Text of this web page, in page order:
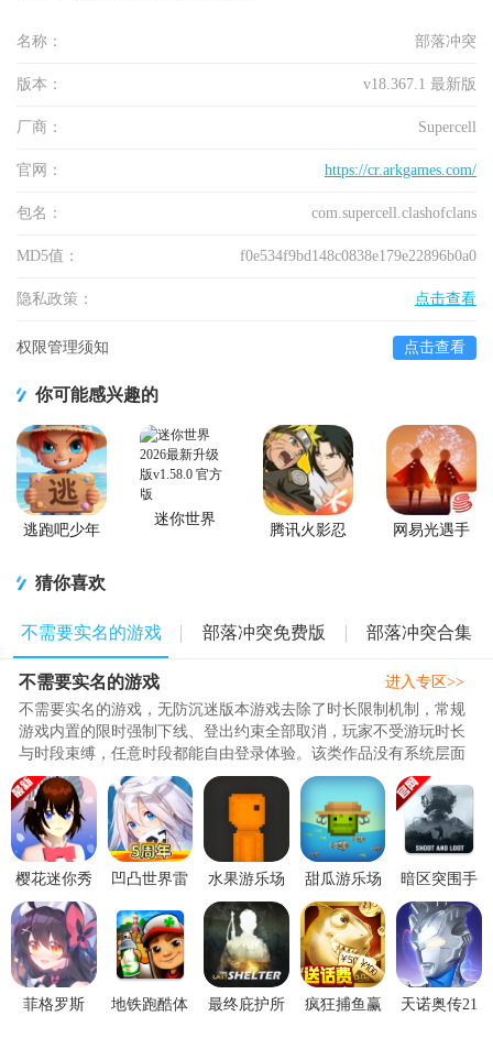
名称： 部落冲突
版本： v18.367.1 最新版
厂商： Supercell
官网： https://cr.arkgames.com/
包名： com.supercell.clashofclans
MD5值： f0e534f9bd148c0838e179e22896b0a0
隐私政策： 点击查看
权限管理须知 点击查看
你可能感兴趣的
逃跑吧少年
迷你世界
腾讯火影忍
网易光遇手
猜你喜欢
不需要实名的游戏 部落冲突免费版 部落冲突合集
不需要实名的游戏
不需要实名的游戏，无防沉迷版本游戏去除了时长限制机制，常规
游戏内置的限时强制下线、登出约束全部取消，玩家不受游玩时长
与时段束缚，任意时段都能自由登录体验。该类作品没有系统层面
的时间管控，完全依靠玩家自..
进入专区>>
樱花迷你秀
app免实名版
v1.0.0.4 畅
玩版
凹凸世界雷
v3.0.8 安卓
版
水果游乐场
手游国际服
(Fruit
Playground)v3
甜瓜游乐场
免登录版
(Melon
Sandbox)v35.6
免
暗区突围手
游外服下载
V1.0.181.181
谷歌最新
菲格罗斯
地铁跑酷体
最终庇护所
疯狂捕鱼赢
天诺奥传21